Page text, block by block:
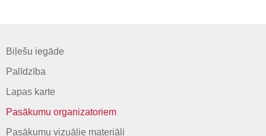
Biļešu iegāde
Palīdzība
Lapas karte
Pasākumu organizatoriem
Pasākumu vizuālie materiāli